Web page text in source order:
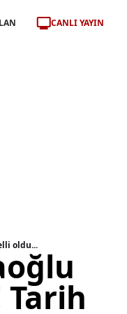
CANLI YAYIN
oldu...
Tarih